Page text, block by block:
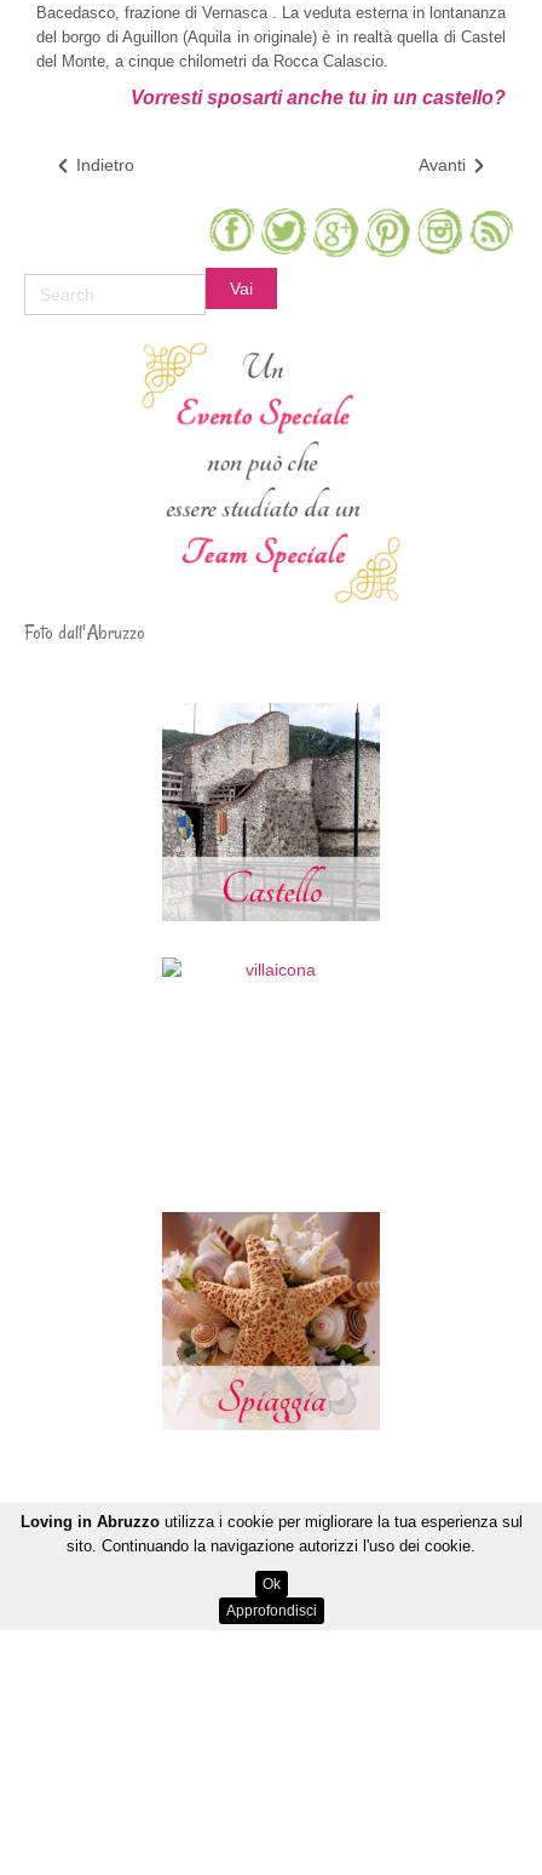
Bacedasco, frazione di Vernasca . La veduta esterna in lontananza
del borgo di Aguillon (Aquila in originale) è in realtà quella di Castel
del Monte, a cinque chilometri da Rocca Calascio.
Vorresti sposarti anche tu in un castello?
Indietro Avanti
Foto dall'Abruzzo
Loving in Abruzzoutilizza i cookie per migliorare la tua esperienza sul
sito. Continuando la navigazione autorizzi l'uso dei cookie.
Ok
Approfondisci